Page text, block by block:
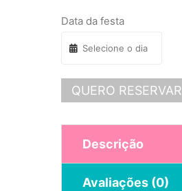
Data da festa
QUERO RESERVAR
Descrição
Avaliações (0)